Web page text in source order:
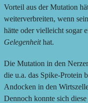
Vorteil aus der Mutation
weiterverbreiten, wenn
hätte oder vielleicht sogar
Gelegenheithat.
Die Mutation in den
die u.a. das Spike-Protein
Andocken in den
Dennoch konnte sich